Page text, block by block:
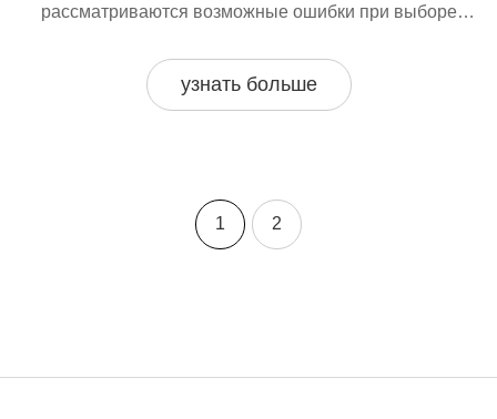
рассматриваются возможные ошибки при выборе
также предлагаются полезные советы по подбору таких
украшений, чтобы они подчёркивали свежесть и
узнать больше
1 2